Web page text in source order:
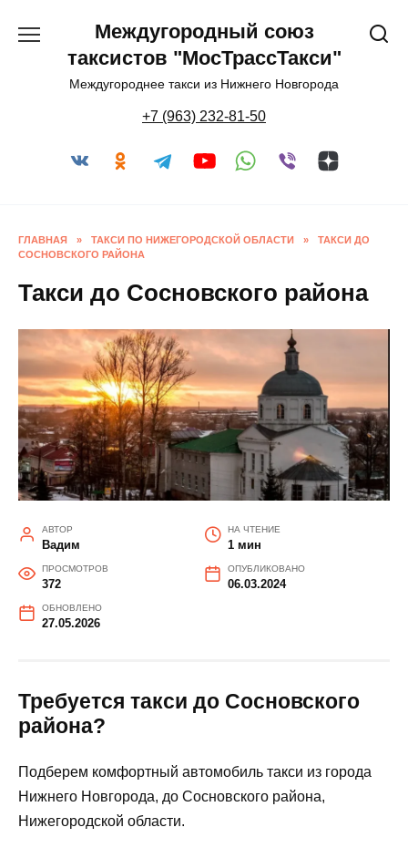
содержанию
Междугородный союз
таксистов "МосТрассТакси"
Междугороднее такси из Нижнего Новгорода
+7 (963) 232-81-50
ГЛАВНАЯ » ТАКСИ ПО НИЖЕГОРОДСКОЙ ОБЛАСТИ »
ТАКСИ ДО
СОСНОВСКОГО РАЙОНА
Такси до Сосновского района
АВТОР
Вадим
НА ЧТЕНИЕ
1 мин
ПРОСМОТРОВ
372
ОПУБЛИКОВАНО
06.03.2024
ОБНОВЛЕНО
27.05.2026
Требуется такси до Сосновского
района?
Подберем комфортный автомобиль такси из города
Нижнего Новгорода, до Сосновского района,
Нижегородской области.